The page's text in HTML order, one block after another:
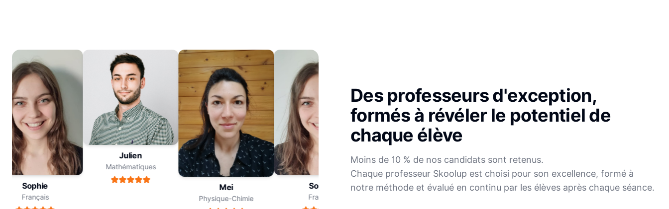
Sophie
Français
Julien
Mathématiques
Mei
Physique-Chimie
Sophie
Français
Julien
Mei Sophie
Des professeurs d'exception,
formés à révéler le potentiel de
chaque élève
Moins de 10 % de nos candidats sont retenus.
Chaque professeur Skoolup est choisi pour son excellence, formé à
notre méthode et évalué en continu par les élèves après chaque séance.